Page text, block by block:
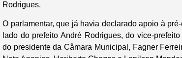
Rodrigues.
O parlamentar, que já havia declarado apoio à
lado do prefeito André Rodrigues, do vice-
do presidente da Câmara Municipal, Fagner